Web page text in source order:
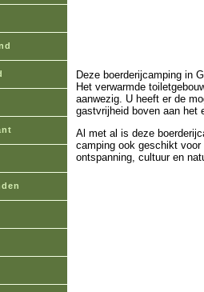
Deze boerderijcamping in
Het verwarmde
aanwezig. U heeft er de
gastvrijheid boven aan het
Al met al is deze
camping ook geschikt
ontspanning, cultuur en